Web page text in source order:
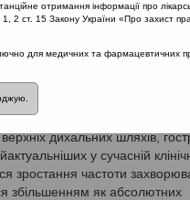
МОЗ України № 85 від
дихальних шляхів,
у сучасній
зростання частоти
збільшенням як абсолютних
отримання інформації про
2 ст. 15 Закону України «Про захист
для медичних та фармацевтичних